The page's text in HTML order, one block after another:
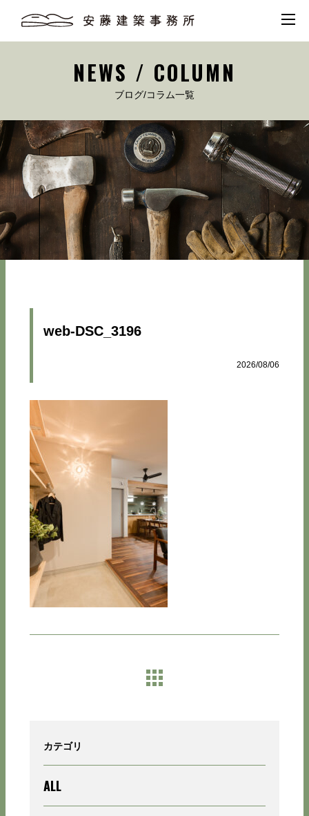
NEWS / COLUMN
ブログ/コラム一覧
カテゴリ
ALL
web-DSC_3196
2026/08/06